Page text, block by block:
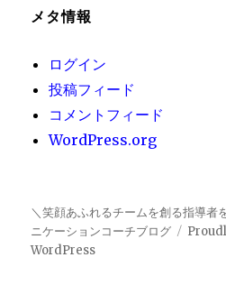
メタ情報
ログイン
投稿フィード
コメントフィード
WordPress.org
＼笑顔あふれるチームを創る指導
ニケーションコーチブログ
WordPress